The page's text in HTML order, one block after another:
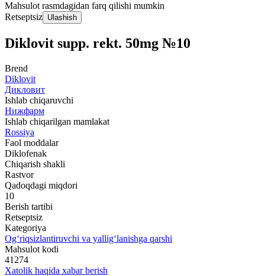
Mahsulot rasmdagidan farq qilishi mumkin
Retseptsiz Ulashish
Diklovit supp. rekt. 50mg №10
Brend
Diklovit
Дикловит
Ishlab chiqaruvchi
Нижфарм
Ishlab chiqarilgan mamlakat
Rossiya
Faol moddalar
Diklofenak
Chiqarish shakli
Rastvor
Qadoqdagi miqdori
10
Berish tartibi
Retseptsiz
Kategoriya
Og‘riqsizlantiruvchi va yallig‘lanishga qarshi
Mahsulot kodi
41274
Xatolik haqida xabar berish